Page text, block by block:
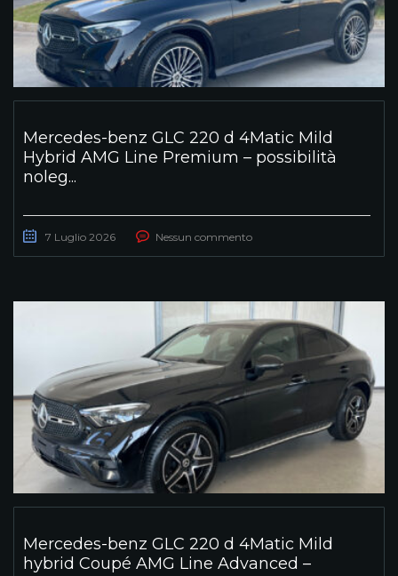
Mercedes-benz GLC 220 d 4Matic Mild
Hybrid AMG Line Premium – possibilità
noleg...
7 Luglio 2026 Nessun commento
Mercedes-benz GLC 220 d 4Matic Mild
hybrid Coupé AMG Line Advanced –